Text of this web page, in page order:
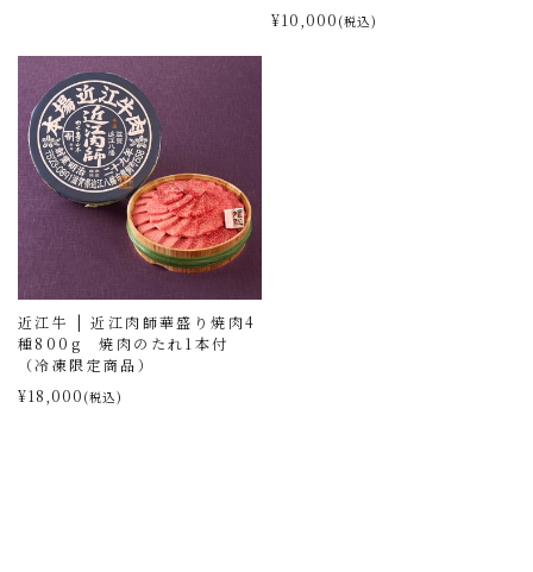
¥10,000 (税込)
近江牛 | 近江肉師華盛り焼肉4
種800g 焼肉のたれ1本付
（冷凍限定商品）
¥18,000 (税込)